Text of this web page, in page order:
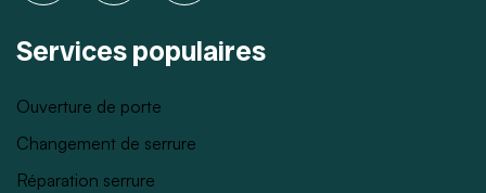
Services populaires
Ouverture de porte
Changement de serrure
Réparation serrure